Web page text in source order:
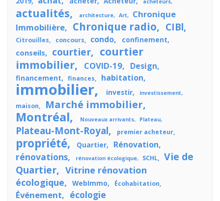
actualités architecture Art
Chronique
Immobilière
Chronique radio CIBl
Citrouilles concours condo confinement
conseils courtier
courtier
immobilier
COVID-19 Design
financement finances habitation
immobilier investir investissement
maison Marché immobilier
Montréal Nouveaux arrivants Plateau
Plateau-Mont-Royal premier acheteur
propriété Quartier Rénovation
rénovations rénovation écologique SCHL
Vie de
Quartier
Vitrine rénovation
écologique
WebImmo Écohabitation
Événement écologie